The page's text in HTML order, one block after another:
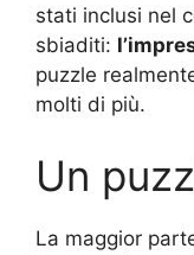
stati inclusi nel
sbiaditi:
puzzle
molti di più.
Un
La maggior